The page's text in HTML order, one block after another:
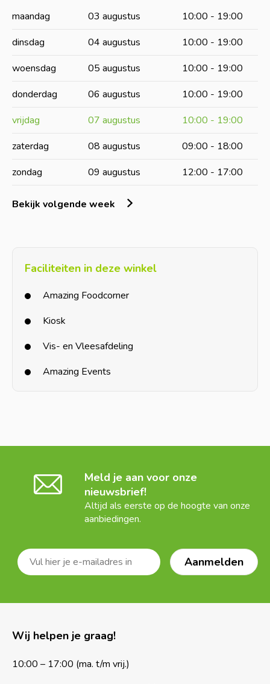
maandag 03 augustus
10:00 - 19:00
dinsdag
04 augustus
10:00 - 19:00
woensdag
05 augustus
10:00 - 19:00
donderdag
06 augustus
10:00 - 19:00
vrijdag
07 augustus
10:00 - 19:00
zaterdag
08 augustus
09:00 - 18:00
zondag
09 augustus 12:00 - 17:00
Bekijk volgende week
Faciliteiten in deze winkel
Amazing Foodcorner
Kiosk
Vis- en Vleesafdeling
Amazing Events
Meld je aan voor onze
nieuwsbrief!
Altijd als eerste op de hoogte van onze
aanbiedingen.
Wij helpen je graag!
10:00 – 17:00 (ma. t/m vrij.)